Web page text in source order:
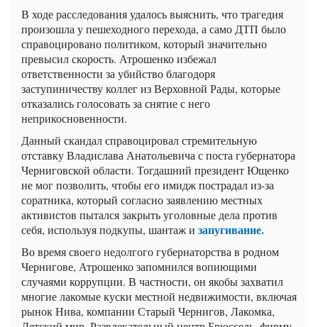
В ходе расследования удалось выяснить, что трагедия
произошла у пешеходного перехода, а само ДТП было
справоцировано политиком, который значительно
превысил скорость. Атрошенко избежал
ответственности за убийство благодоря
заступиничеству коллег из Верховной Рады, которые
отказались голосовать за снятие с него
неприкосновенности.
Данный скандал справоцировал стремительную
отставку Владислава Анатольевича с поста губернатора
Черниговской области. Тогдашний президент Ющенко
не мог позволить, чтобы его имидж пострадал из-за
соратника, который согласно заявлению местных
активистов пытался закрыть уголовные дела против
себя, используя подкупы, шантаж и запугивание.
Во время своего недолгого губернаторства в родном
Чернигове, Атрошенко запомнился вопиющими
случаями коррупции. В частности, он якобы захватил
многие лакомые куски местной недвижимости, включая
рынок Нива, компании Старый Чернигов, Лакомка,